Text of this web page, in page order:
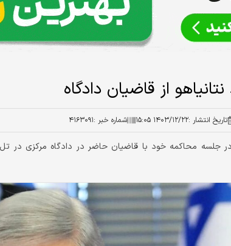
از قاضیان دادگاه
تاریخ انتشار :۱۴۰۳/۱۲/۲۲ ۱۵:۰۵ شماره خبر :۴۱۶۳۰۹۱
جلسه محاکمه خود با قاضیان حاضر در دادگاه مرکزی در